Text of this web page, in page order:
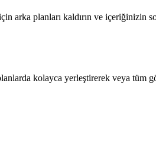
arka planları kaldırın ve içeriğinizin
kolayca yerleştirerek veya tüm